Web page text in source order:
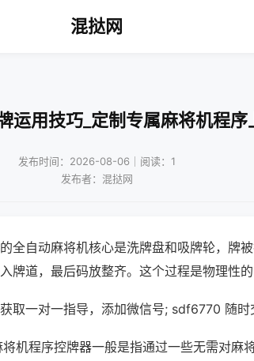
混挞网
运用技巧_定制专属麻将机程
发布时间：2026-08-06｜阅读：1
发布者：混挞网
全自动麻将机核心是洗牌盘和吸牌轮，牌
牌道，最后码放整齐。这个过程是物理性的
取一对一指导，添加微信号; sdf6770 随时
机程序控牌器一般是指通过一些无需对麻